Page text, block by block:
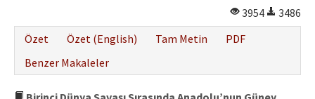
3954
3486
Özet
Özet (English) Tam Metin
PDF
Benzer Makaleler